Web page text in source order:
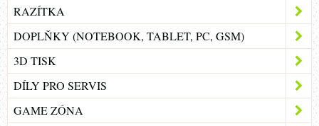
RAZÍTKA
DOPLŇKY (NOTEBOOK, TABLET, PC, GSM)
3D TISK
DÍLY PRO SERVIS
GAME ZÓNA